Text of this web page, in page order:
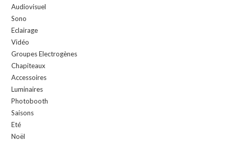
Audiovisuel
Sono
Eclairage
Vidéo
Groupes Electrogènes
Chapiteaux
Accessoires
Luminaires
Photobooth
Saisons
Eté
Noël